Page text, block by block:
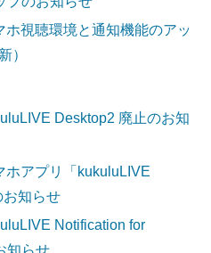
ホ視聴環境と通知機能のアッ
）
Desktop2 廃止のお知
ホアプリ「kukuluLIVE
お知らせ
Notification for